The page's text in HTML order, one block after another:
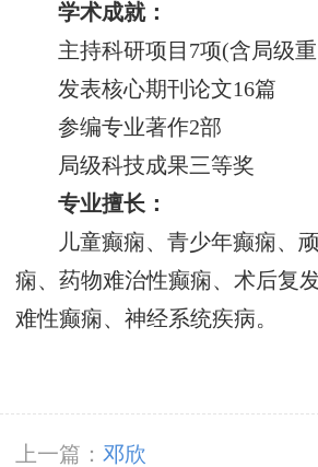
学术成就：
主持科研项目7项(含局级
发表核心期刊论文16篇
参编专业著作2部
局级科技成果三等奖
专业擅长：
儿童癫痫、青少年癫痫、
痫、药物难治性癫痫、术后复
难性癫痫、神经系统疾病。
上一篇： 邓欣